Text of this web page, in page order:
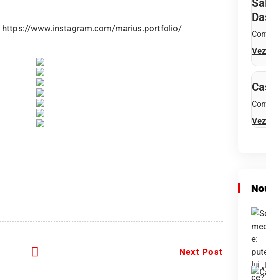
https://www.instagram.com/marius.portfolio/
Next Post